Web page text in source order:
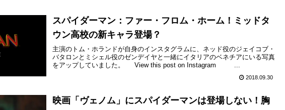
スパイダーマン：ファー・フロム・ホーム！ミッドタ
ウン高校の新キャラ登場？
主演のトム・ホランドが自身のインスタグラムに、ネッド役のジェイコブ・
バタロンとミシェル役のゼンデイヤと一緒にイタリアのベネチアにいる写真
をアップしていました。 View this post on Instagram ...
2018.09.30
映画「ヴェノム」にスパイダーマンは登場しない！胸